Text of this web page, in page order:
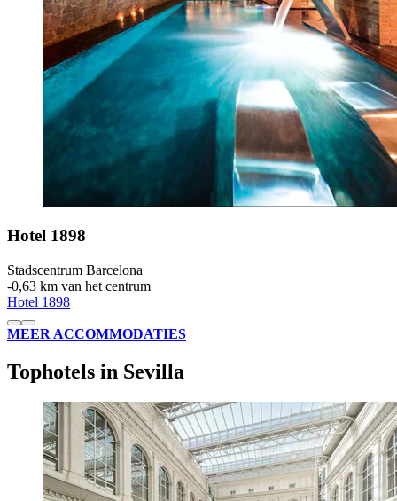
Hotel 1898
Stadscentrum Barcelona
‐0,63 km van het centrum
Hotel 1898
MEER ACCOMMODATIES
Tophotels in Sevilla